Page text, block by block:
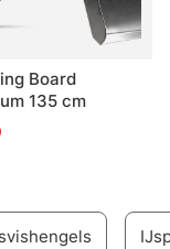
Board
135 cm